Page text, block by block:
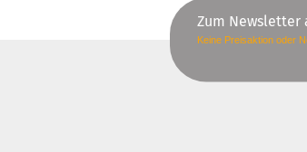
Zum Newsletter
Keine Preisaktion oder